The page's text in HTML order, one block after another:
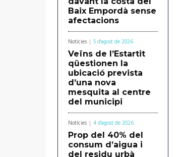
Baix Empordà sense
afectacions
Notícies 5 d'agost de 2026
Veïns de l’Estartit
qüestionen la
ubicació prevista
d’una nova
mesquita al centre
del municipi
Notícies 4 d'agost de 2026
Prop del 40% del
consum d’aigua i
del residu urbà